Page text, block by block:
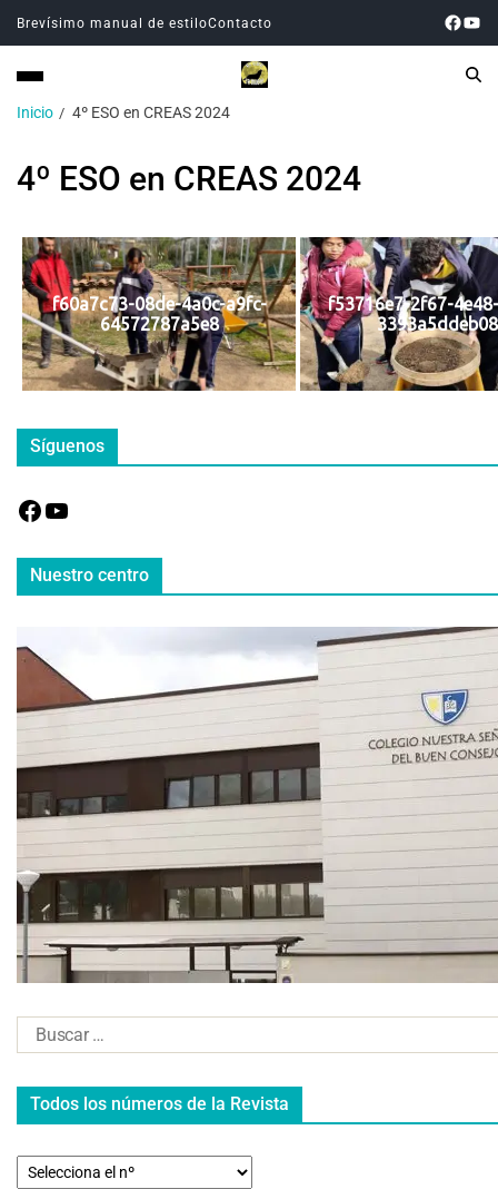
Brevísimo manual de estiloContacto
Inicio 4º ESO en CREAS 2024
4º ESO en CREAS 2024
f60a7c73-08de-4a0c-a9fc-
64572787a5e8
f53716e7-2f67-
3393a5ddeb08
Síguenos
Nuestro centro
Todos los números de la Revista